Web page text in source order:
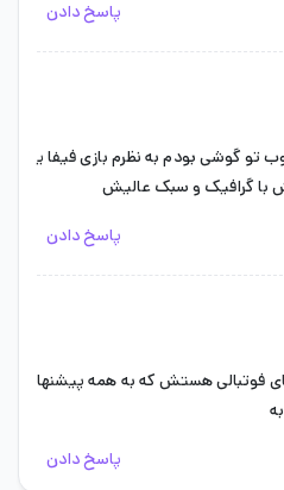
پاسخ دادن
تو گوشی بودم به نظرم بازی فیفا ی
با گرافیک و سبک عالیش
پاسخ دادن
فوتبالی هستش که به همه پیشنها
پاسخ دادن